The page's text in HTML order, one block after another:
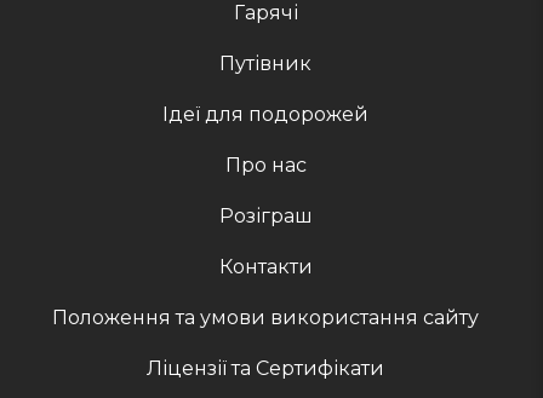
Гарячі
Путівник
Ідеї для подорожей
Про нас
Розіграш
Контакти
Положення та умови використання сайту
Ліцензії та Сертифікати